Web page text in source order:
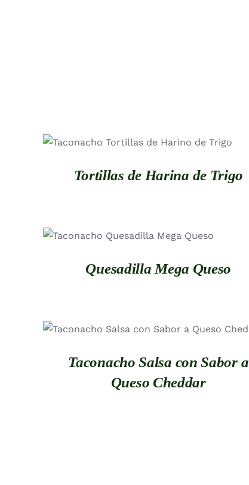
QUICK VIEW
Tortillas de Harina de Trigo
QUICK VIEW
Quesadilla Mega Queso
QUICK VIEW
Taconacho Salsa con Sabor a
Queso Cheddar